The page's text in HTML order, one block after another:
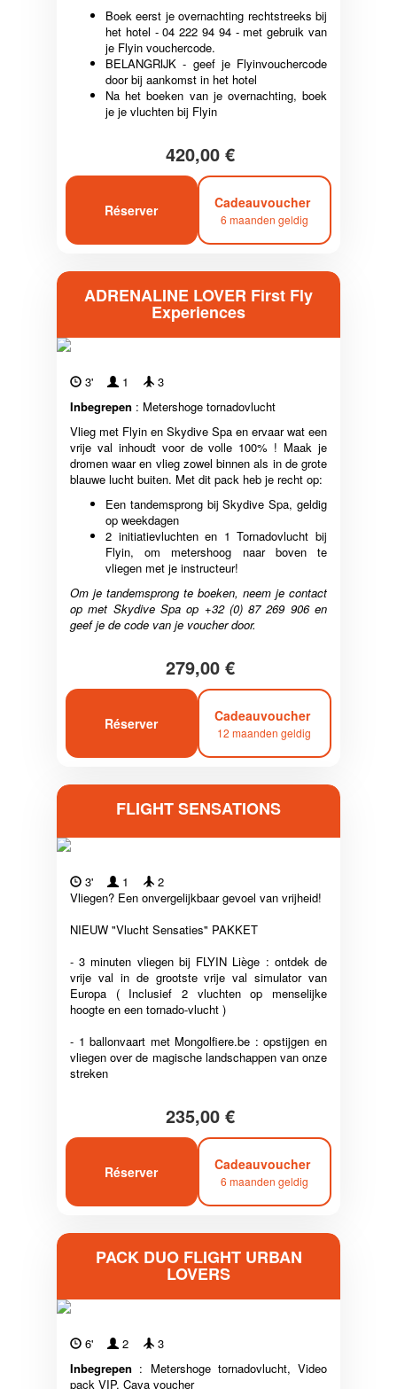
Boek eerst je overnachting rechtstreeks bij
het hotel - 04 222 94 94 - met gebruik van
je Flyin vouchercode.
BELANGRIJK - geef je Flyinvouchercode
door bij aankomst in het hotel
Na het boeken van je overnachting, boek
je je vluchten bij Flyin
420,00 €
Réserver Cadeauvoucher
6 maanden geldig
ADRENALINE LOVER First Fly
Experiences
3' 1
3
Inbegrepen : Metershoge tornadovlucht
Vlieg met Flyin en Skydive Spa en ervaar wat een
vrije val inhoudt voor de volle 100% ! Maak je
dromen waar en vlieg zowel binnen als in de grote
blauwe lucht buiten. Met dit pack heb je recht op:
Een tandemsprong bij Skydive Spa, geldig
op weekdagen
2 initiatievluchten en 1 Tornadovlucht bij
Flyin, om metershoog naar boven te
vliegen met je instructeur!
Om je tandemsprong te boeken, neem je contact
op met Skydive Spa op +32 (0) 87 269 906 en
geef je de code van je voucher door.
279,00 €
Réserver Cadeauvoucher
12 maanden geldig
FLIGHT SENSATIONS
3' 1
2
Vliegen? Een onvergelijkbaar gevoel van vrijheid!
NIEUW "Vlucht Sensaties" PAKKET
- 3 minuten vliegen bij FLYIN Liège : ontdek de
vrije val in de grootste vrije val simulator van
Europa ( Inclusief 2 vluchten op menselijke
hoogte en een tornado-vlucht )
- 1 ballonvaart met Mongolfiere.be : opstijgen en
vliegen over de magische landschappen van onze
streken
235,00 €
Réserver Cadeauvoucher
6 maanden geldig
PACK DUO FLIGHT URBAN
LOVERS
6' 2
3
Inbegrepen : Metershoge tornadovlucht, Video
pack VIP, Cava voucher